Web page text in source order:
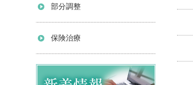
部分調整
保険治療